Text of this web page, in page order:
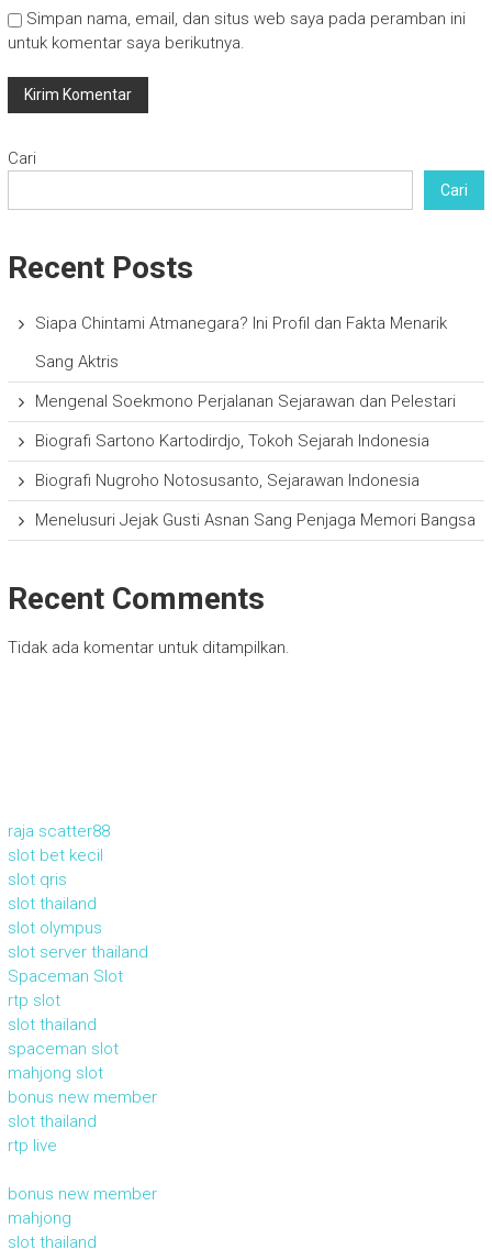
Simpan nama, email, dan situs web saya pada peramban ini
untuk komentar saya berikutnya.
Cari
Cari
Recent Posts
Siapa Chintami Atmanegara? Ini Profil dan Fakta Menarik
Sang Aktris
Mengenal Soekmono Perjalanan Sejarawan dan Pelestari
Biografi Sartono Kartodirdjo, Tokoh Sejarah Indonesia
Biografi Nugroho Notosusanto, Sejarawan Indonesia
Menelusuri Jejak Gusti Asnan Sang Penjaga Memori Bangsa
Recent Comments
Tidak ada komentar untuk ditampilkan.
raja scatter88
slot bet kecil
slot qris
slot thailand
slot olympus
slot server thailand
Spaceman Slot
rtp slot
slot thailand
spaceman slot
mahjong slot
bonus new member
slot thailand
rtp live
bonus new member
mahjong
slot thailand